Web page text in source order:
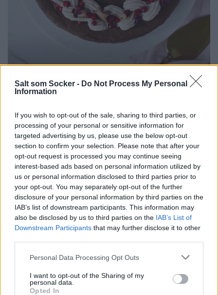
Salt som Socker - Do Not Process My Personal
Information
If you wish to opt-out of the sale, sharing to third parties, or
processing of your personal or sensitive information for
targeted advertising by us, please use the below opt-out
section to confirm your selection. Please note that after your
opt-out request is processed you may continue seeing
interest-based ads based on personal information utilized by
us or personal information disclosed to third parties prior to
your opt-out. You may separately opt-out of the further
disclosure of your personal information by third parties on the
IAB’s list of downstream participants. This information may
also be disclosed by us to third parties on the IAB’s List of
Downstream Participants that may further disclose it to other
Personal Data Processing Opt Outs
I want to opt-out of the Sharing of my
personal data.
Opted In
0
PEPPARKAKSKLADDKAKA MED KANELGRÄDDE
Kladdkaka med pepparkaka är ingen nyhet men så gott! Kanelgrädde
med lingon är verkligen kronan på verket. En perfekt jultårta som du lätt
kan förbereda dagen innan, ja flera dagar faktiskt. Förvara i kylen eller
frys in. Spritsa på grädden innan servering. Lingon hittar du i frysdisken
och dom funkar fint att använda! Syran i …
Continued